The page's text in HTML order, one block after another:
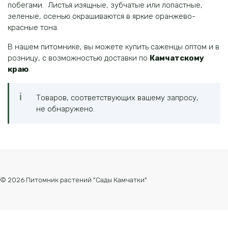
побегами. Листья изящные, зубчатые или лопастные,
зеленые, осенью окрашиваются в яркие оранжево-
красные тона.
В нашем питомнике, вы можете купить саженцы оптом и в
розницу, с возможностью доставки по Камчатскому
краю.
Товаров, соответствующих вашему запросу,
не обнаружено.
© 2026 Питомник растений "Сады Камчатки"